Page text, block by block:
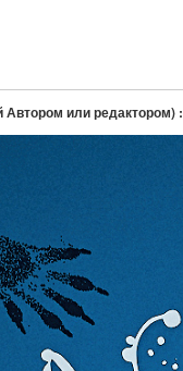
Автором или редактором) :